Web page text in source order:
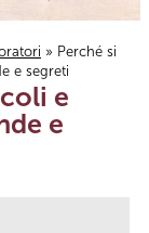
» Perché si
e segreti
e
e